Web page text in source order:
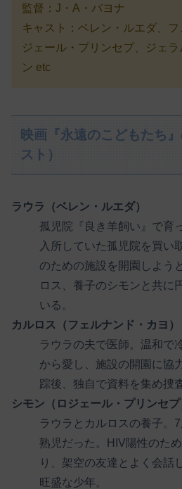
監督：J・A・バヨナ
キャスト：ベレン・ルエダ、
ジェール・プリンセプ、ジェ
ン etc
映画『永遠のこどもたち
スト）
ラウラ（ベレン・ルエダ）
孤児院『良き羊飼い』で育
入所していた孤児院を買い
のための施設を開園しよう
ロス、養子のシモンと共に
いる。
カルロス（フェルナンド・カヨ）
ラウラの夫で医師。温和で
から愛し、施設の開園に協
踪後、独自で資料を集め捜
シモン（ロジェール・プリンセプ
ラウラとカルロスの養子。
熟児だった。HIV陽性のた
り、架空の友達とよく会話
旺盛な少年。